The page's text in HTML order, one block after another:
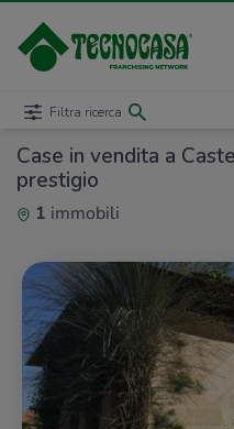
Case in vendita a
prestigio
1 immobili
Filtra ricerca